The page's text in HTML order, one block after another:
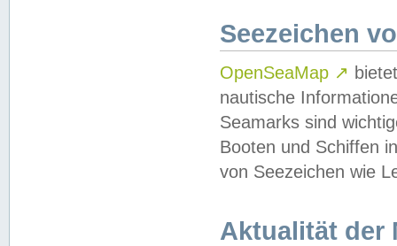
Seezeichen
OpenSeaMap ↗
nautische
Seamarks sind
Booten und Schiffen
von Seezeichen wie
Aktualität der